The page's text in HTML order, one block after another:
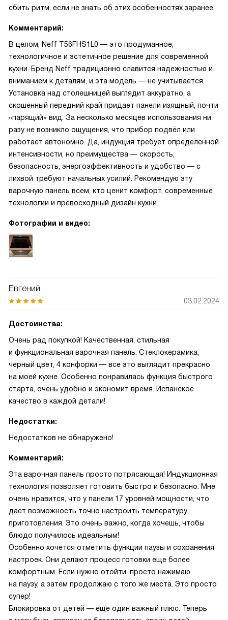
сбить ритм, если не знать об этих особенностях заранее.
Комментарий:
В целом, Neff T56FHS1L0 — это продуманное,
технологичное и эстетичное решение для современной
кухни. Бренд Neff традиционно славится надежностью и
вниманием к деталям, и эта модель — не учитывается.
Установка над столешницей выглядит аккуратно, а
скошенный передний край придает панели изящный, почти
«парящий» вид. За несколько месяцев использования ни
разу не возникло ощущения, что прибор подвёл или
работает автономно. Да, индукция требует определенной
интенсивности, но преимущества — скорость,
безопасность, энергоэффективность и удобство — с
лихвой требуют начальных усилий. Рекомендую эту
варочную панель всем, кто ценит комфорт, современные
технологии и превосходный дизайн кухни.
Фотографии и видео:
Евгений
03.02.2024
Достоинства:
Очень рад покупкой! Качественная, стильная
и функциональная варочная панель. Стеклокерамика,
черный цвет, 4 конфорки — все это выглядит прекрасно
на моей кухне. Особенно понравилась функция быстрого
старта, очень удобно и экономит время. Испанское
качество в каждой детали!
Недостатки:
Недостатков не обнаружено!
Комментарий:
Эта варочная панель просто потрясающая! Индукционная
технология позволяет готовить быстро и безопасно. Мне
очень нравится, что у панели 17 уровней мощности, что
дает возможность точно настроить температуру
приготовления. Это очень важно, когда хочешь, чтобы
блюдо получилось идеальным!
Особенно хочется отметить функции паузы и сохранения
настроек. Они делают процесс готовки еще более
комфортным. Если нужно отойти, просто нажимаю
на паузу, а затем продолжаю с того же места. Это просто
супер!
Блокировка от детей — еще один важный плюс. Теперь